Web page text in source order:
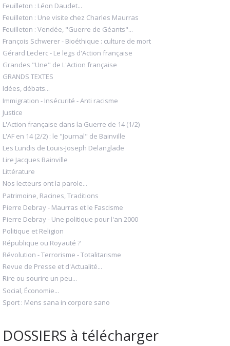
Feuilleton : Léon Daudet...
Feuilleton : Une visite chez Charles Maurras
Feuilleton : Vendée, "Guerre de Géants"...
François Schwerer - Bioéthique : culture de mort
Gérard Leclerc - Le legs d'Action française
Grandes "Une" de L'Action française
GRANDS TEXTES
Idées, débats...
Immigration - Insécurité - Anti racisme
Justice
L'Action française dans la Guerre de 14 (1/2)
L'AF en 14 (2/2) : le "Journal" de Bainville
Les Lundis de Louis-Joseph Delanglade
Lire Jacques Bainville
Littérature
Nos lecteurs ont la parole...
Patrimoine, Racines, Traditions
Pierre Debray - Maurras et le Fascisme
Pierre Debray - Une politique pour l'an 2000
Politique et Religion
République ou Royauté ?
Révolution - Terrorisme - Totalitarisme
Revue de Presse et d'Actualité...
Rire ou sourire un peu...
Social, Économie...
Sport : Mens sana in corpore sano
DOSSIERS à télécharger